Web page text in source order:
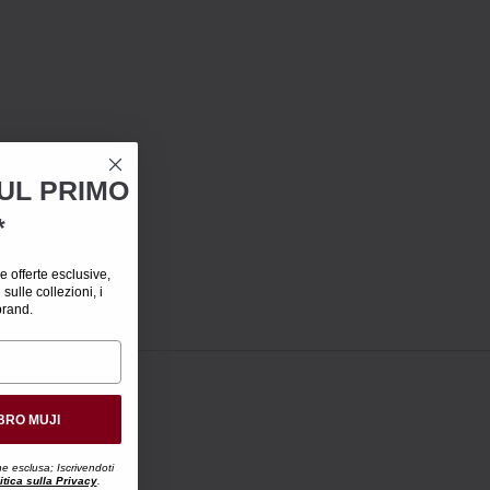
PRIMO
offerte esclusive,
sulle collezioni, i
MUJI
esclusa; Iscrivendoti
sulla Privacy.